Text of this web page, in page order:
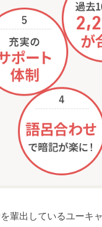
輩出しているユーキ